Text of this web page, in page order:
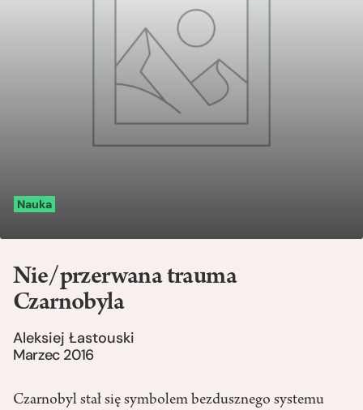
Nauka
Nie/przerwana trauma
Czarnobyla
Aleksiej Łastouski
Marzec 2016
Czarnobyl stał się symbolem bezdusznego systemu